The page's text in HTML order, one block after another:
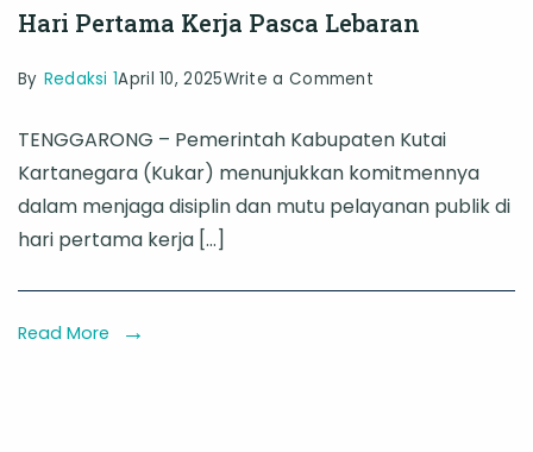
Hari Pertama Kerja Pasca Lebaran
By Redaksi 1April 10, 2025Write a Comment
III
Kukar
Sidak
OPD
TENGGARONG – Pemerintah Kabupaten Kutai
Kartanegara (Kukar) menunjukkan komitmennya
dalam menjaga disiplin dan mutu pelayanan publik di
hari pertama kerja […]
Read More